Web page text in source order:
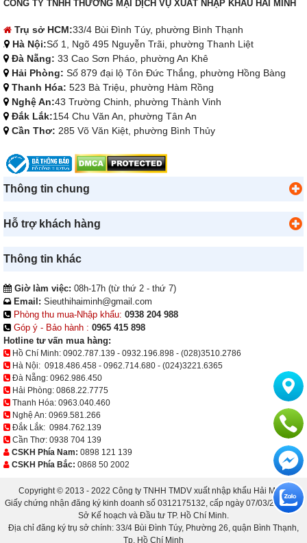
CÔNG TY TNHH THƯƠNG MẠI DỊCH VỤ XUẤT NHẬP KHẨU HẢI MINH
Trụ sở HCM:33/4 Bùi Đình Túy, phường Bình Thạnh
Hà Nội:Số 1, Ngõ 495 Nguyễn Trãi, phường Thanh Liệt
Đà Nẵng: 33 Cao Sơn Pháo, phường An Khê
Hải Phòng: Số 879 đại lộ Tôn Đức Thắng, phường Hồng Bàng
Thanh Hóa: 523 Bà Triệu, phường Hàm Rồng
Nghệ An:43 Trường Chinh, phường Thành Vinh
Đắk Lắk:154 Chu Văn An, phường Tân An
Cần Thơ: 285 Võ Văn Kiệt, phường Bình Thủy
Thông tin chung
Hỗ trợ khách hàng
Thông tin khác
Giờ làm việc: 08h-17h (từ thứ 2 - thứ 7)
Email: Sieuthihaiminh@gmail.com
Phòng thu mua-Nhập khẩu: 0938 204 988
Góp ý - Bảo hành : 0965 415 898
Hotline tư vấn mua hàng:
Hồ Chí Minh: 0902.787.139 - 0932.196.898 - (028)3510.2786
Hà Nội: 0918.486.458 - 0962.714.680 - (024)3221.6365
Đà Nẵng: 0962.986.450
Hải Phòng: 0868.22.7775
Thanh Hóa: 0963.040.460
Nghệ An: 0969.581.266
Đắk Lắk: 0984.762.139
Cần Thơ: 0938 704 139
CSKH Phía Nam: 0898 121 139
CSKH Phía Bắc: 0868 50 2002
Copyright © 2013 - 2022 Công ty TNHH TMDV xuất nhập khẩu Hải Minh.
Giấy chứng nhận đăng ký kinh doanh số 0312175132, cấp ngày 07/03/2013 bởi
Sở Kế hoạch và Đầu tư TP. Hồ Chí Minh.
Địa chỉ đăng ký trụ sở chính: 33/4 Bùi Đình Túy, Phường 26, quận Bình Thạnh,
Tp. Hồ Chí Minh